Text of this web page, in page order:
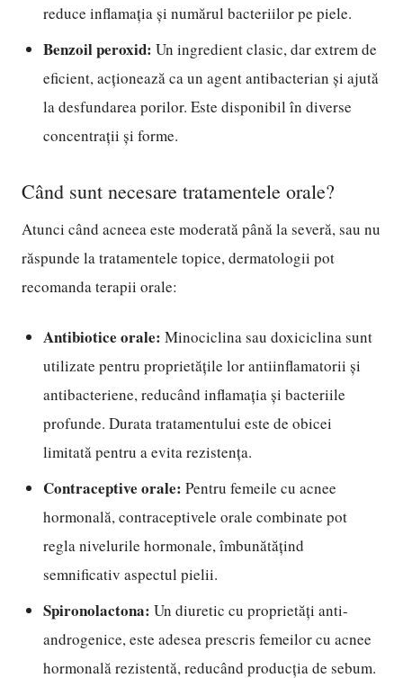
reduce inflamația și numărul bacteriilor pe piele.
Benzoil peroxid: Un ingredient clasic, dar extrem de
eficient, acționează ca un agent antibacterian și ajută
la desfundarea porilor. Este disponibil în diverse
concentrații și forme.
Când sunt necesare tratamentele orale?
Atunci când acneea este moderată până la severă, sau nu
răspunde la tratamentele topice, dermatologii pot
recomanda terapii orale:
Antibiotice orale: Minociclina sau doxiciclina sunt
utilizate pentru proprietățile lor antiinflamatorii și
antibacteriene, reducând inflamația și bacteriile
profunde. Durata tratamentului este de obicei
limitată pentru a evita rezistența.
Contraceptive orale: Pentru femeile cu acnee
hormonală, contraceptivele orale combinate pot
regla nivelurile hormonale, îmbunătățind
semnificativ aspectul pielii.
Spironolactona: Un diuretic cu proprietăți anti-
androgenice, este adesea prescris femeilor cu acnee
hormonală rezistentă, reducând producția de sebum.